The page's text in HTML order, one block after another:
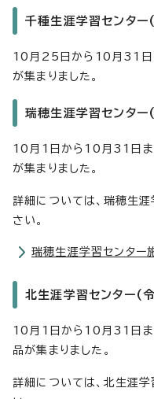
千種生涯学習センタ
10月25日から10月31日
が集まりました。
瑞穂生涯学習センタ
10月1日から10月31日ま
が集まりました。
詳細については、瑞穂生
さい。
瑞穂生涯学習センター
北生涯学習センター(
10月1日から10月31日ま
品が集まりました。
詳細については、北生涯